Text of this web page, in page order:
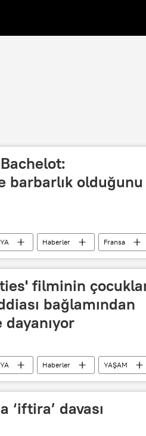
barbarlık olduğunu
Haberler
Fransa
barbarlık Cezayir
filminin
bağlamından
Haberler
YAŞAM
Netflix Çocuk
‘iftira’ davası